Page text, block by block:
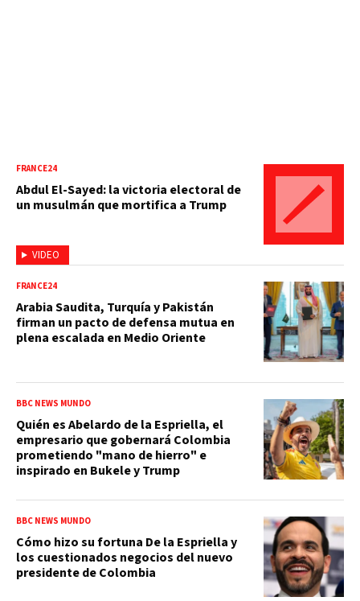
VIDEO
FRANCE24
Abdul El-Sayed: la victoria electoral de
un musulmán que mortifica a Trump
FRANCE24
Arabia Saudita, Turquía y Pakistán
firman un pacto de defensa mutua en
plena escalada en Medio Oriente
BBC NEWS MUNDO
Quién es Abelardo de la Espriella, el
empresario que gobernará Colombia
prometiendo "mano de hierro" e
inspirado en Bukele y Trump
BBC NEWS MUNDO
Cómo hizo su fortuna De la Espriella y
los cuestionados negocios del nuevo
presidente de Colombia